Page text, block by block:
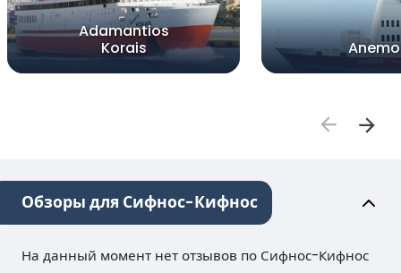
Adamantios
Korais
Обзоры для Сифнос-Кифнос
На данный момент нет отзывов по Сифнос-Кифнос